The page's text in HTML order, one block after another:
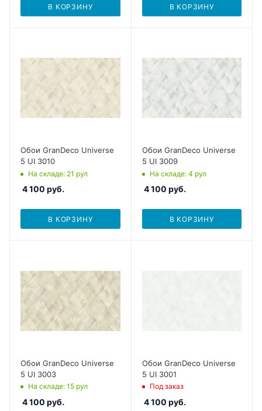
В КОРЗИНУ В КОРЗИНУ
Обои GranDeco Universe
5 UI 3010
На складе: 21 рул
4 100 руб.
В КОРЗИНУ
Обои GranDeco Universe
5 UI 3009
На складе: 4 рул
4 100 руб.
В КОРЗИНУ
Обои GranDeco Universe
5 UI 3003
На складе: 15 рул
4 100 руб.
Обои GranDeco Universe
5 UI 3001
Под заказ
4 100 руб.